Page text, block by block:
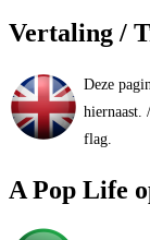
Vertaling /
Deze
hiernaast.
flag.
A Pop Life